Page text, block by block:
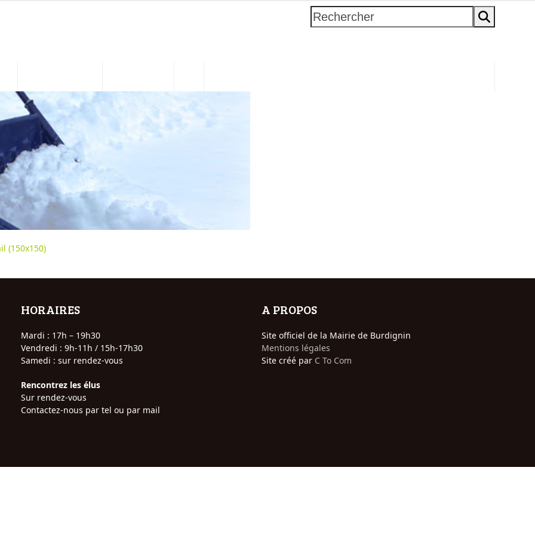
Rechercher
(150x150)
HORAIRES
Mardi : 17h – 19h30
Vendredi : 9h-11h / 15h-17h30
Samedi : sur rendez-vous
Rencontrez les élus
Sur rendez-vous
Contactez-nous par tel ou par mail
A PROPOS
Site officiel de la Mairie de Burdignin
Mentions légales
Site créé par C To Com